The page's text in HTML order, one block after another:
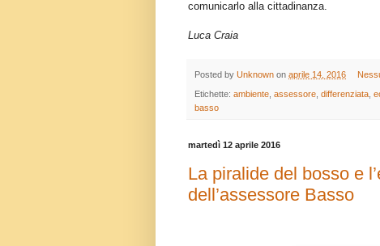
comunicarlo alla cittadinanza.
Luca Craia
Posted by Unknown on aprile 14, 2016
Etichette: ambiente assessore differenziata
basso
martedì 12 aprile 2016
La piralide del bosso e
dell’assessore Basso